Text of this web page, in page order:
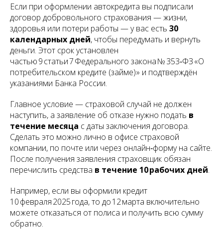
Если при оформлении автокредита вы подписали
договор добровольного страхования — жизни,
здоровья или потери работы — у вас есть 30
календарных дней, чтобы передумать и вернуть
деньги. Этот срок установлен
частью 9 статьи 7 Федерального закона № 353‑ФЗ «О
потребительском кредите (займе)» и подтверждён
указаниями Банка России.
Главное условие — страховой случай не должен
наступить, а заявление об отказе нужно подать в
течение месяца с даты заключения договора.
Сделать это можно лично в офисе страховой
компании, по почте или через онлайн‑форму на сайте.
После получения заявления страховщик обязан
перечислить средства в течение 10 рабочих дней.
Например, если вы оформили кредит
10 февраля 2025 года, то до 12 марта включительно
можете отказаться от полиса и получить всю сумму
обратно.